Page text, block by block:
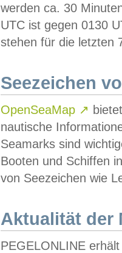
werden ca. 30
UTC ist gegen 0130
stehen für die letzten
Seezeichen
OpenSeaMap ↗
nautische
Seamarks sind
Booten und Schiffen
von Seezeichen wie
Aktualität der
PEGELONLINE